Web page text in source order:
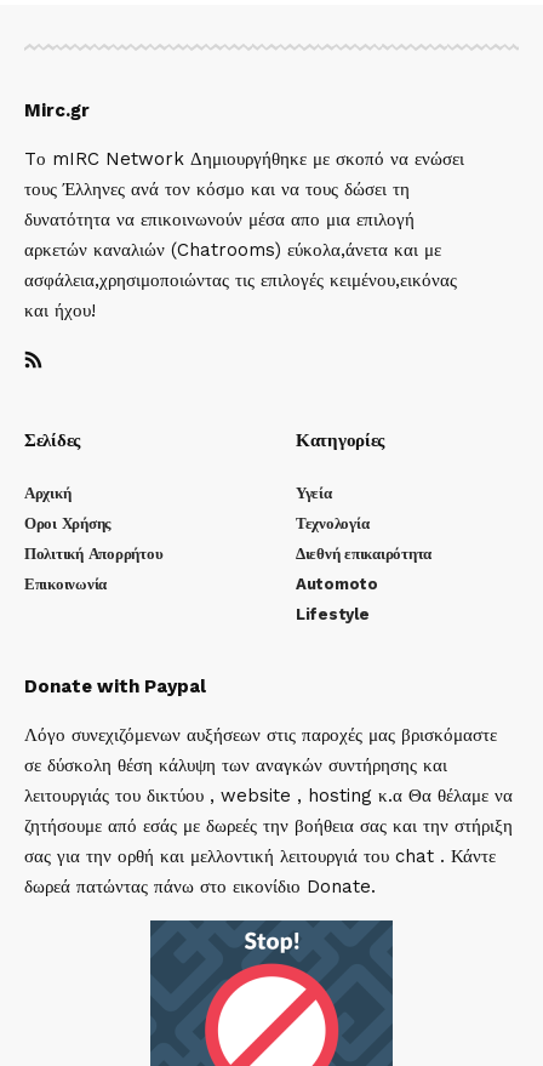
Mirc.gr
Tο mIRC Network Δημιουργήθηκε με σκοπό να ενώσει
τους Έλληνες ανά τον κόσμο και να τους δώσει τη
δυνατότητα να επικοινωνούν μέσα απο μια επιλογή
αρκετών καναλιών (Chatrooms) εύκολα,άνετα και με
ασφάλεια,χρησιμοποιώντας τις επιλογές κειμένου,εικόνας
και ήχου!
Σελίδες
Αρχική
Οροι Χρήσης
Πολιτική Απορρήτου
Επικοινωνία
Κατηγορίες
Υγεία
Τεχνολογία
Διεθνή επικαιρότητα
Automoto
Lifestyle
Donate with Paypal
Λόγο συνεχιζόμενων αυξήσεων στις παροχές μας βρισκόμαστε
σε δύσκολη θέση κάλυψη των αναγκών συντήρησης και
λειτουργιάς του δικτύου , website , hosting κ.α Θα θέλαμε να
ζητήσουμε από εσάς με δωρεές την βοήθεια σας και την στήριξη
σας για την ορθή και μελλοντική λειτουργιά του chat . Κάντε
δωρεά πατώντας πάνω στο εικονίδιο Donate.